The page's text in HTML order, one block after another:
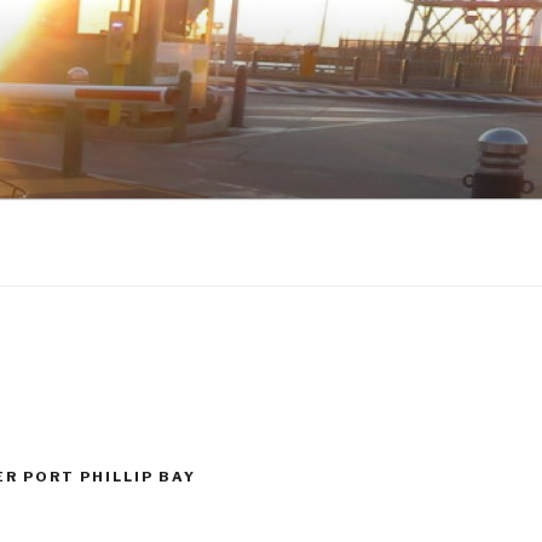
PORT PHILLIP BAY